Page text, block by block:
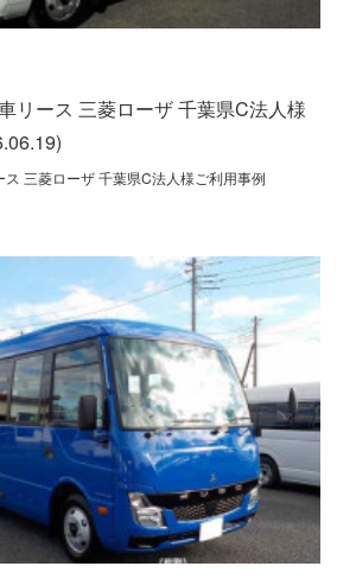
リース 三菱ローザ 千葉県C法人様
三菱ローザ 千葉県C法人様ご利用事例